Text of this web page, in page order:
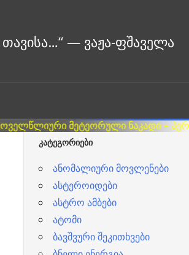
ᲙᲐᲢᲔᲒᲝᲠᲘᲔᲑᲘ
ანომალიური მოვლენები
ასტეროიდები
ასტრო ამბები
ატომი
ბავშვური შეკითხვები